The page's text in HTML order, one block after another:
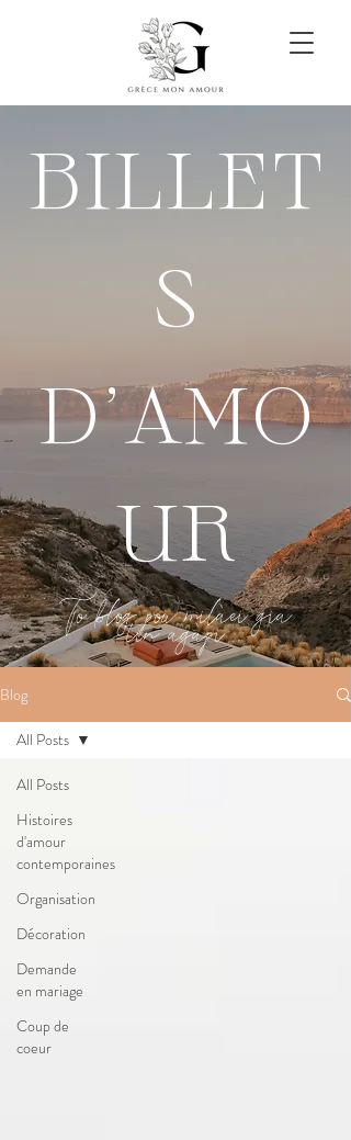
BILLET
S
D'AMO
UR
To blog pou milàei gia
tin agàpi
Blog
All Posts
Histoires
d'amour
contemporaines
Organisation
Décoration
Demande
en mariage
Coup de
coeur
All Posts